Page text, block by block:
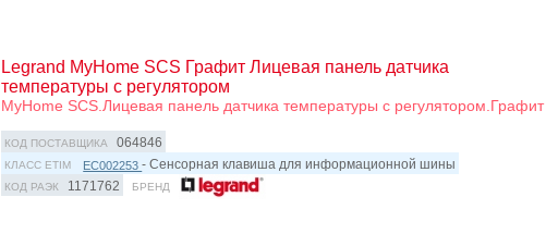
Legrand MyHome SCS Графит Лицевая панель датчика
температуры с регулятором
MyHome SCS.Лицевая панель датчика температуры с регулятором.Графит
КОД ПОСТАВЩИКА 064846
КЛАСС ETIM EC002253- Сенсорная клавиша для информационной шины
КОД РАЭК 1171762 БРЕНД